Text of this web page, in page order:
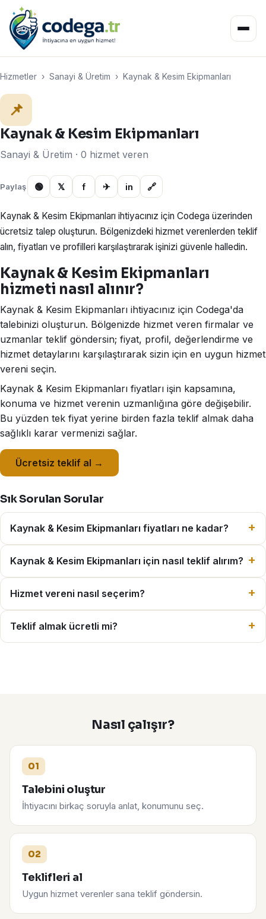
Hizmetler › Sanayi & Üretim › Kaynak & Kesim Ekipmanları
📌
Kaynak & Kesim Ekipmanları
Sanayi & Üretim · 0 hizmet veren
Paylaş 🟢 𝕏 f ✈ in 🔗
Kaynak & Kesim Ekipmanları ihtiyacınız için Codega üzerinden
ücretsiz talep oluşturun. Bölgenizdeki hizmet verenlerden teklif
alın, fiyatları ve profilleri karşılaştırarak işinizi güvenle halledin.
Kaynak & Kesim Ekipmanları
hizmeti nasıl alınır?
Kaynak & Kesim Ekipmanları ihtiyacınız için Codega'da
talebinizi oluşturun. Bölgenizde hizmet veren firmalar ve
uzmanlar teklif göndersin; fiyat, profil, değerlendirme ve
hizmet detaylarını karşılaştırarak sizin için en uygun hizmet
vereni seçin.
Kaynak & Kesim Ekipmanları fiyatları işin kapsamına,
konuma ve hizmet verenin uzmanlığına göre değişebilir.
Bu yüzden tek fiyat yerine birden fazla teklif almak daha
sağlıklı karar vermenizi sağlar.
Ücretsiz teklif al →
Sık Sorulan Sorular
Kaynak & Kesim Ekipmanları fiyatları ne kadar?
Kaynak & Kesim Ekipmanları için nasıl teklif alırım?
Hizmet vereni nasıl seçerim?
Teklif almak ücretli mi?
Nasıl çalışır?
01
Talebini oluştur
İhtiyacını birkaç soruyla anlat, konumunu seç.
02
Teklifleri al
Uygun hizmet verenler sana teklif göndersin.